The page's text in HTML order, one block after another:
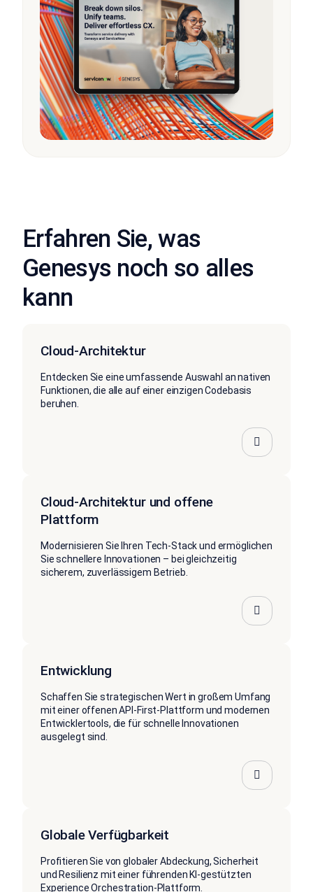
Erfahren Sie, was
Genesys noch so alles
kann
Cloud-Architektur
Entdecken Sie eine umfassende Auswahl an nativen
Funktionen, die alle auf einer einzigen Codebasis
beruhen.
Cloud-Architektur und offene
Plattform
Modernisieren Sie Ihren Tech-Stack und ermöglichen
Sie schnellere Innovationen – bei gleichzeitig
sicherem, zuverlässigem Betrieb.
Entwicklung
Schaffen Sie strategischen Wert in großem Umfang
mit einer offenen API-First-Plattform und modernen
Entwicklertools, die für schnelle Innovationen
ausgelegt sind.
Globale Verfügbarkeit
Profitieren Sie von globaler Abdeckung, Sicherheit
und Resilienz mit einer führenden KI-gestützten
Experience Orchestration-Plattform.